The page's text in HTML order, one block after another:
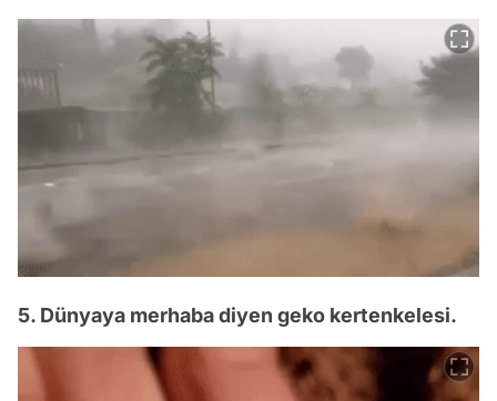
5. Dünyaya merhaba diyen geko kertenkelesi.